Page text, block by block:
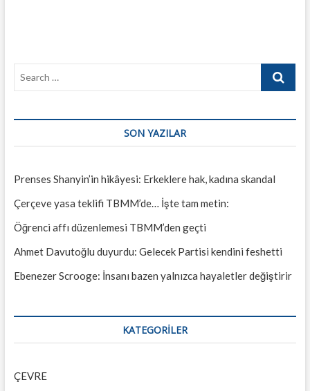
Search
SON YAZILAR
Prenses Shanyin’in hikâyesi: Erkeklere hak, kadına skandal
Çerçeve yasa teklifi TBMM’de… İşte tam metin:
Öğrenci affı düzenlemesi TBMM’den geçti
Ahmet Davutoğlu duyurdu: Gelecek Partisi kendini feshetti
Ebenezer Scrooge: İnsanı bazen yalnızca hayaletler değiştirir
KATEGORILER
ÇEVRE